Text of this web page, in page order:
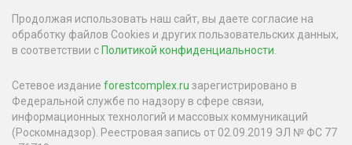
Продолжая использовать наш сайт, вы даете согласие на
обработку файлов Cookies и других пользовательских данных,
в соответствии сПолитикой конфиденциальности
Сетевое издание forestcomplex.ru зарегистрировано в
Федеральной службе по надзору в сфере связи,
информационных технологий и массовых коммуникаций
(Роскомнадзор). Реестровая запись от 02.09.2019 ЭЛ № ФС 77